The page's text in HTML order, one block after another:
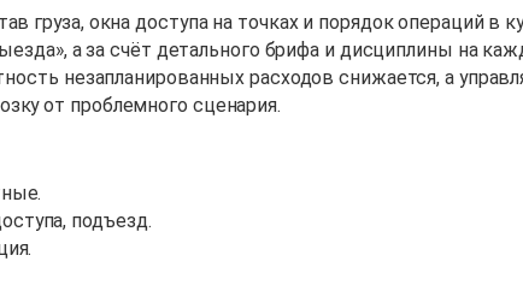
груза, окна доступа на точках и порядок операций в
а за счёт детального брифа и дисциплины на
незапланированных расходов снижается, а
от проблемного сценария.
подъезд.